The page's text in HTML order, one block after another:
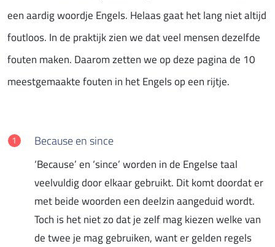
een aardig woordje Engels. Helaas gaat het lang niet altijd
foutloos. In de praktijk zien we dat veel mensen dezelfde
fouten maken. Daarom zetten we op deze pagina de 10
meestgemaakte fouten in het Engels op een rijtje.
Because en since
‘Because’ en ‘since’ worden in de Engelse taal
veelvuldig door elkaar gebruikt. Dit komt doordat er
met beide woorden een deelzin aangeduid wordt.
Toch is het niet zo dat je zelf mag kiezen welke van
de twee je mag gebruiken, want er gelden regels